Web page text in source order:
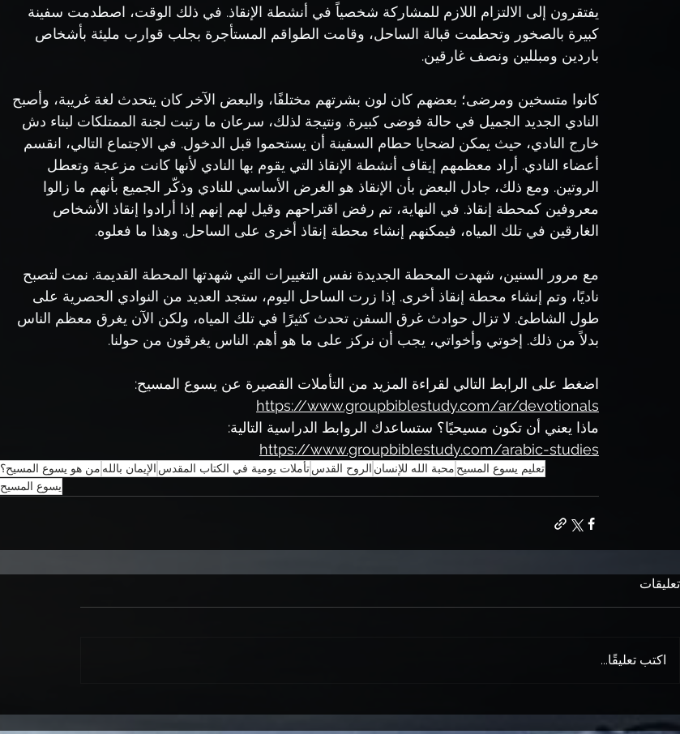
يفتقرون إلى الالتزام اللازم للمشاركة شخصياً في أنشطة الإنقاذ. في ذلك الوقت، اصطدمت سفينة
كبيرة بالصخور وتحطمت قبالة الساحل، وقامت الطواقم المستأجرة بجلب قوارب مليئة بأشخاص
باردين ومبللين ونصف غارقين.
كانوا متسخين ومرضى؛ بعضهم كان لون بشرتهم مختلفًا، والبعض الآخر كان يتحدث لغة غريبة، وأصبح
النادي الجديد الجميل في حالة فوضى كبيرة. ونتيجة لذلك، سرعان ما رتبت لجنة الممتلكات لبناء دش
خارج النادي، حيث يمكن لضحايا حطام السفينة أن يستحموا قبل الدخول. في الاجتماع التالي، انقسم
أعضاء النادي. أراد معظمهم إيقاف أنشطة الإنقاذ التي يقوم بها النادي لأنها كانت مزعجة وتعطل
الروتين. ومع ذلك، جادل البعض بأن الإنقاذ هو الغرض الأساسي للنادي وذكّر الجميع بأنهم ما زالوا
معروفين كمحطة إنقاذ. في النهاية، تم رفض اقتراحهم وقيل لهم إنهم إذا أرادوا إنقاذ الأشخاص
الغارقين في تلك المياه، فيمكنهم إنشاء محطة إنقاذ أخرى على الساحل. وهذا ما فعلوه.
مع مرور السنين، شهدت المحطة الجديدة نفس التغييرات التي شهدتها المحطة القديمة. نمت لتصبح
ناديًا، وتم إنشاء محطة إنقاذ أخرى. إذا زرت الساحل اليوم، ستجد العديد من النوادي الحصرية على
طول الشاطئ. لا تزال حوادث غرق السفن تحدث كثيرًا في تلك المياه، ولكن الآن يغرق معظم الناس
بدلاً من ذلك. إخوتي وأخواتي، يجب أن نركز على ما هو أهم. الناس يغرقون من حولنا.
اضغط على الرابط التالي لقراءة المزيد من التأملات القصيرة عن يسوع المسيح:
https://www.groupbiblestudy.com/ar/devotionals
ماذا يعني أن تكون مسيحيًا؟ ستساعدك الروابط الدراسية التالية:
https://www.groupbiblestudy.com/arabic-studies
تعليم يسوع المسيح محبة الله للإنسان الروح القدستأملات يومية في الكتاب المقدس الإيمان بالله من هو يسوع المسيح؟
يسوع المسيح
تعليقات
اكتب تعليقًا...